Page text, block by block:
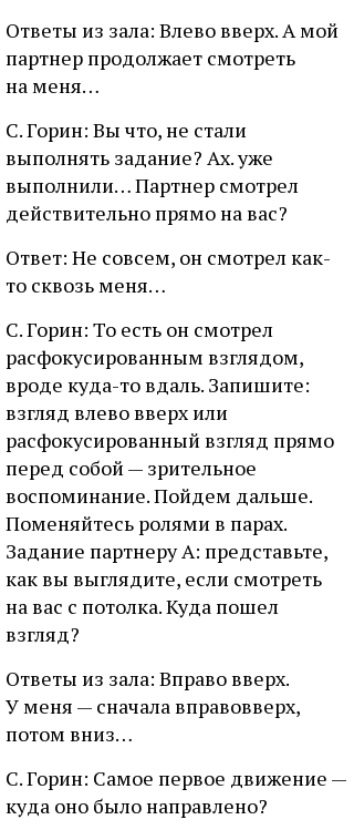
Ответы из зала: Влево вверх. А мой
партнер продолжает смотреть
на меня…
С. Горин: Вы что, не стали
выполнять задание? Ах. уже
выполнили… Партнер смотрел
действительно прямо на вас?
Ответ: Не совсем, он смотрел как-
то сквозь меня…
С. Горин: То есть он смотрел
расфокусированным взглядом,
вроде куда-то вдаль. Запишите:
взгляд влево вверх или
расфокусированный взгляд прямо
перед собой — зрительное
воспоминание. Пойдем дальше.
Поменяйтесь ролями в парах.
Задание партнеру А: представьте,
как вы выглядите, если смотреть
на вас с потолка. Куда пошел
взгляд?
Ответы из зала: Вправо вверх.
У меня — сначала вправовверх,
потом вниз…
С. Горин: Самое первое движение —
куда оно было направлено?